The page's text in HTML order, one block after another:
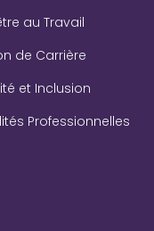
au Travail
de Carrière
et Inclusion
Professionnelles